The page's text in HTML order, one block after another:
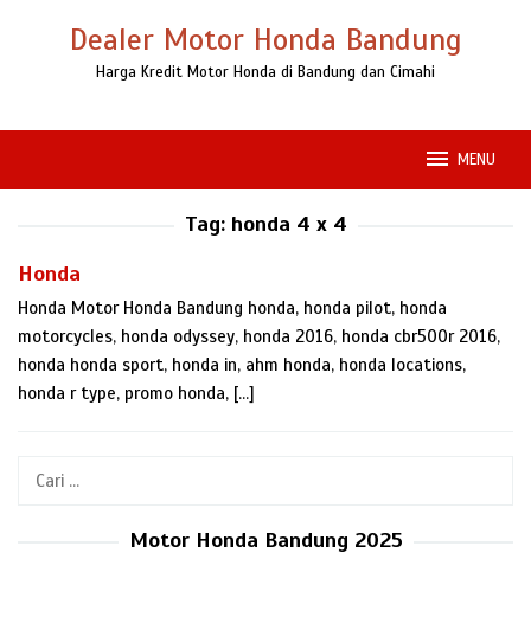
Dealer Motor Honda Bandung
Harga Kredit Motor Honda di Bandung dan Cimahi
MENU
Tag: honda 4 x 4
Honda
Honda Motor Honda Bandung honda, honda pilot, honda
motorcycles, honda odyssey, honda 2016, honda cbr500r 2016,
honda honda sport, honda in, ahm honda, honda locations,
honda r type, promo honda, […]
Cari
Motor Honda Bandung 2025